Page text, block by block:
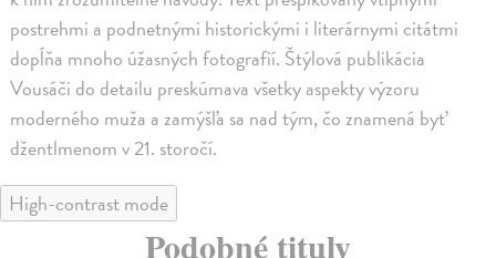
postrehmi a podnetnými historickými i literárnymi citátmi
dopĺňa mnoho úžasných fotografií. Štýlová publikácia
Vousáči do detailu preskúmava všetky aspekty výzoru
moderného muža a zamýšľa sa nad tým, čo znamená byť
džentlmenom v 21. storočí.
High-contrast mode
Podobné tituly